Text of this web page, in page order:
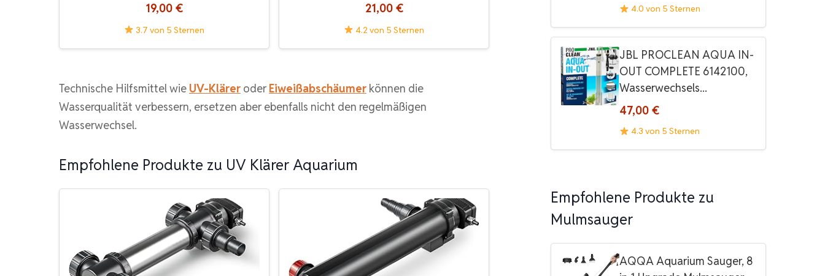
19,00 €
3.7 von 5 Sternen
21,00 €
4.2 von 5 Sternen
Technische Hilfsmittel wie UV-Klärer oderEiweißabschäumer können die
Wasserqualität verbessern, ersetzen aber ebenfalls nicht den regelmäßigen
Wasserwechsel.
Empfohlene Produkte zu UV Klärer Aquarium
4.0 von 5 Sternen
JBL PROCLEAN AQUA IN-
OUT COMPLETE 6142100,
Wasserwechsels...
47,00 €
4.3 von 5 Sternen
Empfohlene Produkte zu
Mulmsauger
AQQA Aquarium Sauger, 8